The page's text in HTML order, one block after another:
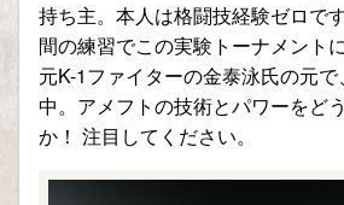
持ち主。本人は格闘技経験ゼロで
間の練習でこの実験トーナメント
元K-1ファイターの金泰泳氏の元
中。アメフトの技術とパワーをど
か！ 注目してください。